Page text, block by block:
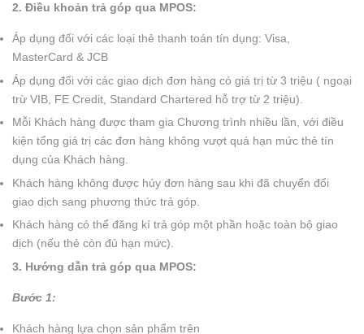
2. Điều khoản trả góp qua MPOS:
Áp dụng đối với các loại thẻ thanh toán tín dụng: Visa,
MasterCard & JCB
Áp dụng đối với các giao dịch đơn hàng có giá trị từ 3 triệu ( ngoại
trừ VIB, FE Credit, Standard Chartered hỗ trợ từ 2 triệu).
Mỗi Khách hàng được tham gia Chương trình nhiều lần, với điều
kiện tổng giá trị các đơn hàng không vượt quá hạn mức thẻ tín
dụng của Khách hàng.
Khách hàng không được hủy đơn hàng sau khi đã chuyển đổi
giao dịch sang phương thức trả góp.
Khách hàng có thể đăng kí trả góp một phần hoặc toàn bộ giao
dịch (nếu thẻ còn đủ hạn mức).
3. Hướng dẫn trả góp qua MPOS:
Bước 1:
Khách hàng lựa chọn sản phẩm trên